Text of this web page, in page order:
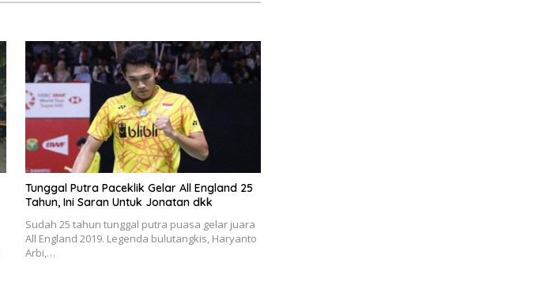
Tunggal Putra Paceklik Gelar All England 25
Tahun, Ini Saran Untuk Jonatan dkk
Sudah 25 tahun tunggal putra puasa gelar juara
All England 2019. Legenda bulutangkis, Haryanto
Arbi,…